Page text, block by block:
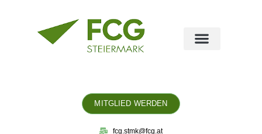
MITGLIED WERDEN
fcg.stmk@fcg.at